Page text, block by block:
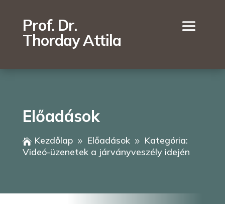
Prof. Dr.
Thorday Attila
Előadások
 Kezdőlap 9 Előadások 9
Kategória:
Videó-üzenetek a járványveszély idején